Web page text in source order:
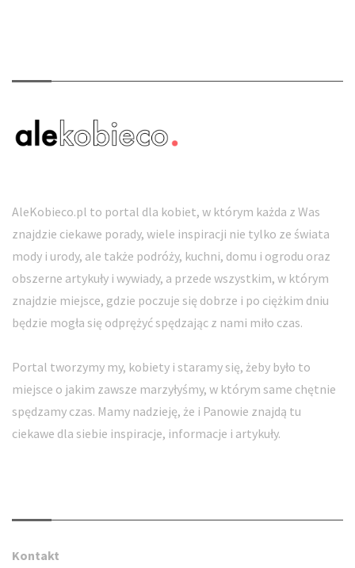
AleKobieco.pl to portal dla kobiet, w którym każda z Was
znajdzie ciekawe porady, wiele inspiracji nie tylko ze świata
mody i urody, ale także podróży, kuchni, domu i ogrodu oraz
obszerne artykuły i wywiady, a przede wszystkim, w którym
znajdzie miejsce, gdzie poczuje się dobrze i po ciężkim dniu
będzie mogła się odprężyć spędzając z nami miło czas.
Portal tworzymy my, kobiety i staramy się, żeby było to
miejsce o jakim zawsze marzyłyśmy, w którym same chętnie
spędzamy czas. Mamy nadzieję, że i Panowie znajdą tu
ciekawe dla siebie inspiracje, informacje i artykuły.
Kontakt